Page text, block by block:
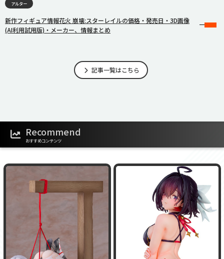
アルター
新作フィギュア情報花火 崩壊:スターレイルの価格・発売日・3D画像
(AI利用試用版)・メーカー、情報まとめ
記事一覧はこちら
Recommend
おすすめコンテンツ